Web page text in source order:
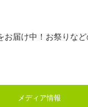
お届け中！お祭りな
メディア情報